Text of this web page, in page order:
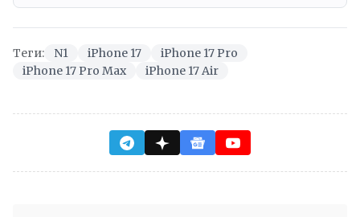
Теги: N1 iPhone 17
iPhone 17 Pro
iPhone 17 Pro Max
iPhone 17 Air